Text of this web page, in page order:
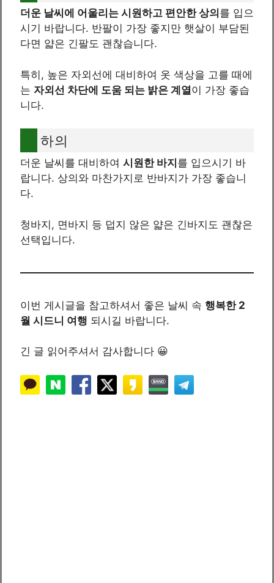
더운 날씨에 어울리는 시원하고 편안한 상의 를 입으
시기 바랍니다. 반팔이 가장 좋지만 햇살이 부담된
다면 얇은 긴팔도 괜찮습니다.
특히, 높은 자외선에 대비하여 옷 색상을 고를 때에
는 자외선 차단에 도움 되는 밝은 계열이 가장 좋습
니다.
하의
더운 날씨를 대비하여 시원한 바지 를 입으시기 바
랍니다. 상의와 마찬가지로 반바지가 가장 좋습니
다.
청바지, 면바지 등 덥지 않은 얇은 긴바지도 괜찮은
선택입니다.
이번 게시글을 참고하셔서 좋은 날씨 속 행복한 2
월 시드니 여행 되시길 바랍니다.
긴 글 읽어주셔서 감사합니다 😀